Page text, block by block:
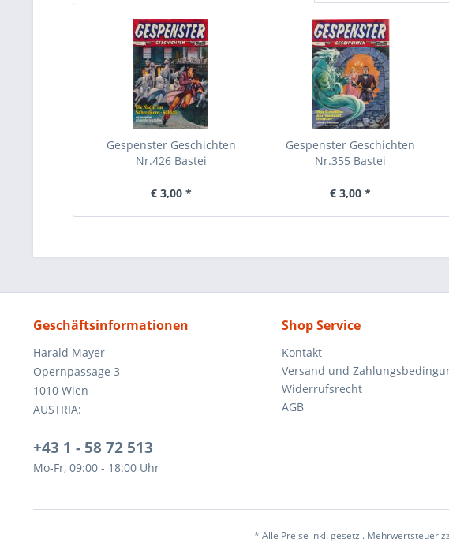
Gespenster Geschichten
Nr.426 Bastei
€ 3,00 *
Gespenster Geschichten
Nr.355 Bastei
€ 3,00 *
Geschäftsinformationen
Harald Mayer
Opernpassage 3
1010 Wien
AUSTRIA:
+43 1 - 58 72 513
Mo-Fr, 09:00 - 18:00 Uhr
Shop Service
Kontakt
Versand und
Widerrufsrecht
AGB
* Alle Preise inkl. gesetzl. Mehrwertsteuer